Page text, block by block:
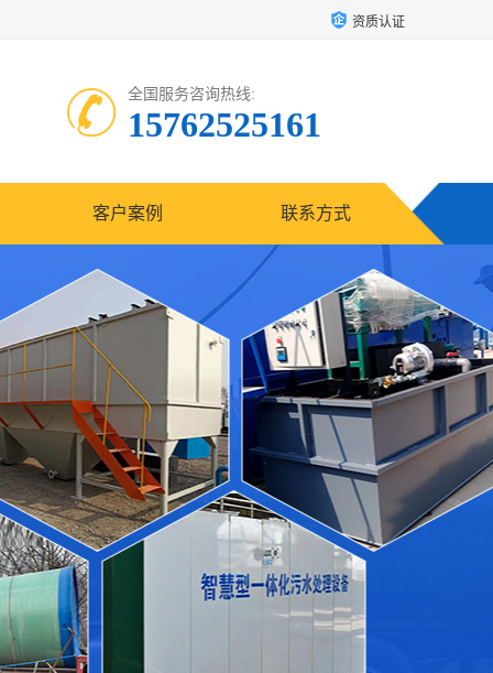
资质认证
全国服务咨询热线:
15762525161
客户案例 联系方式